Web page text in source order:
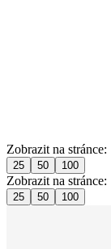
Zobrazit na stránce:
25 50 100
Zobrazit na stránce:
25 50 100